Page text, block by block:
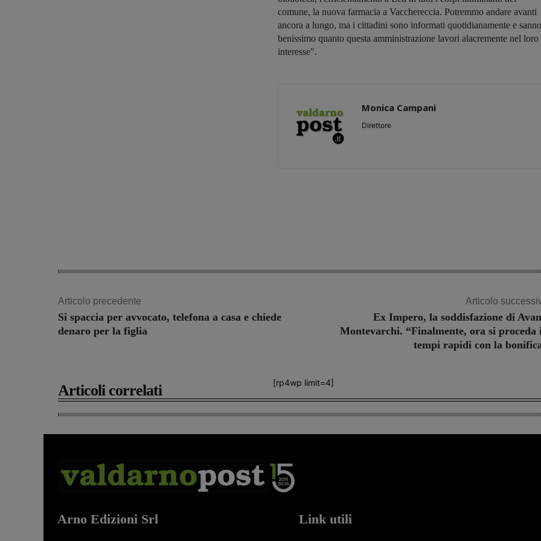
comune, la nuova farmacia a Vacchereccia. Potremmo andare avanti
ancora a lungo, ma i cittadini sono informati quotidianamente e sanno
benissimo quanto questa amministrazione lavori alacremente nel loro
interesse".
Monica Campani
Direttore
Articolo precedente
Si spaccia per avvocato, telefona a casa e chiede
denaro per la figlia
Articolo
Ex Impero, la soddisfazione di
Montevarchi. “Finalmente, ora si proceda
tempi rapidi con la
[rp4wp limit=4]
Articoli correlati
Arno Edizioni Srl Link utili